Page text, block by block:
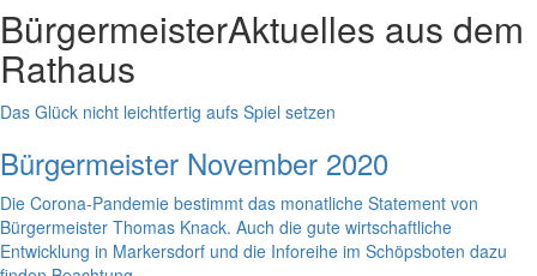
BürgermeisterAktuelles aus dem
Rathaus
Das Glück nicht leichtfertig aufs Spiel setzen
Bürgermeister November 2020
Die Corona-Pandemie bestimmt das monatliche Statement von
Bürgermeister Thomas Knack. Auch die gute wirtschaftliche
Entwicklung in Markersdorf und die Inforeihe im Schöpsboten dazu